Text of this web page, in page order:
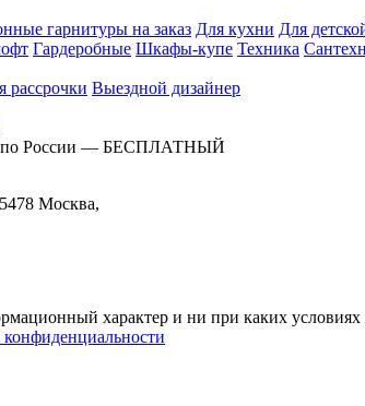
гарнитуры на заказ Для кухни Для
Гардеробные Шкафы-купе Техника
рассрочки Выездной дизайнер
по России — БЕСПЛАТНЫЙ
Москва,
характер и ни при каких